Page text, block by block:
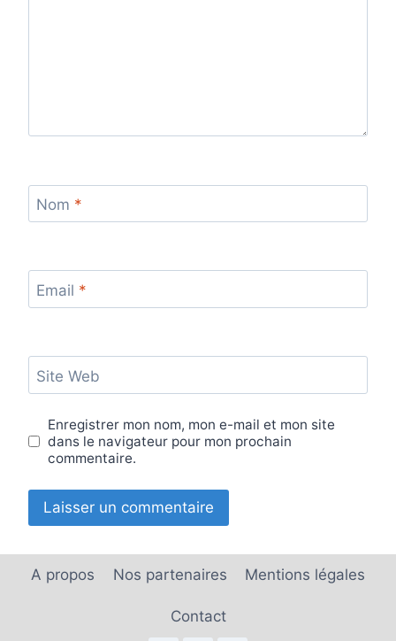
Nom *
Email *
Site Web
Enregistrer mon nom, mon e-mail et mon site
dans le navigateur pour mon prochain
commentaire.
A propos Nos partenaires Mentions légales
Contact